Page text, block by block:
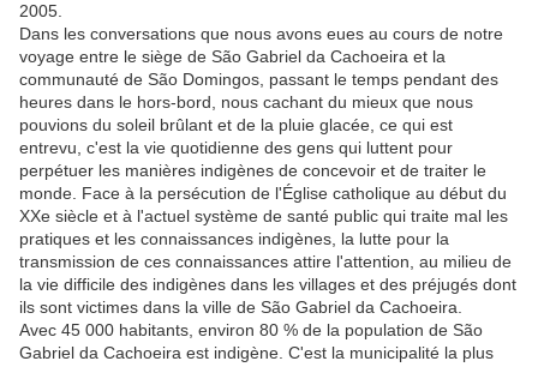
2005.
Dans les conversations que nous avons eues au cours de notre
voyage entre le siège de São Gabriel da Cachoeira et la
communauté de São Domingos, passant le temps pendant des
heures dans le hors-bord, nous cachant du mieux que nous
pouvions du soleil brûlant et de la pluie glacée, ce qui est
entrevu, c'est la vie quotidienne des gens qui luttent pour
perpétuer les manières indigènes de concevoir et de traiter le
monde. Face à la persécution de l'Église catholique au début du
XXe siècle et à l'actuel système de santé public qui traite mal les
pratiques et les connaissances indigènes, la lutte pour la
transmission de ces connaissances attire l'attention, au milieu de
la vie difficile des indigènes dans les villages et des préjugés dont
ils sont victimes dans la ville de São Gabriel da Cachoeira.
Avec 45 000 habitants, environ 80 % de la population de São
Gabriel da Cachoeira est indigène. C'est la municipalité la plus